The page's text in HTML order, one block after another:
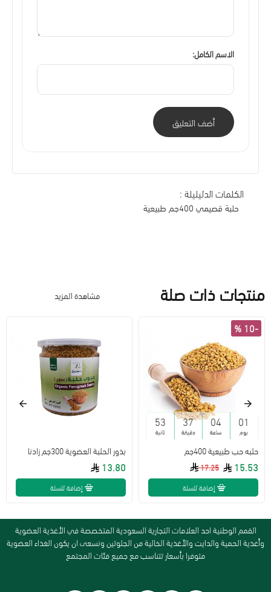
الاسم الكامل:
أضف التعليق
الكلمات الدليليلة :
حلبة قصيمي 400جم طبيعية
منتجات ذات صلة مشاهدة المزيد
-10 %
01
يوم
04
ساعة
37
دقيقة
52
ثانية
حلبه حب طبيعية 400جم
17.25 15.53
إضافة للسلة
بذور الحلبة العضوية 300جم زادنا
13.80
إضافة للسلة
القمم الوطنية احد العلامات التجارية السعودية المتخصصة في الأغذية العضوية
وأغذية الحمية والدايت والأغذية الخالية من الجلوتين ونسعى ان يكون الغذاء العضوية
متوفرا بأسعار تتناسب مع جميع فئات المجتمع